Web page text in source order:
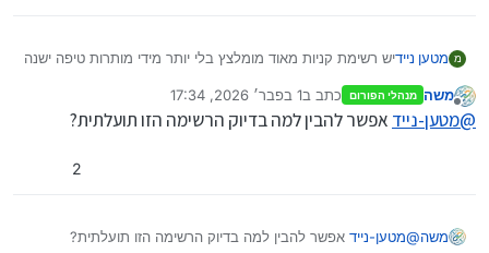
מ מטען ניידיש רשימת קניות מאוד מומלצץ בלי יותר מידי מותרות טיפה ישנה
e9c7c8_a759e4ced21a4025a5400286c8b4ef9b.pdf
משה מנהלי הפורום כתב ב1 בפבר׳ 2026, 17:34
נערך לאחרונה על ידי
@מטען-נייד אפשר להבין למה בדיוק הרשימה הזו תועלתית?
2
משה@מטען-נייד אפשר להבין למה בדיוק הרשימה הזו תועלתית?